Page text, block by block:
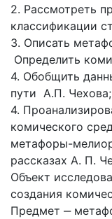
2. Рассмотреть
классификации
3. Описать
Определить
4. Обобщить
пути А.П. Чехова;
4.
комического
метафоры-
рассказах А. П.
Объект
создания
Предмет ‒